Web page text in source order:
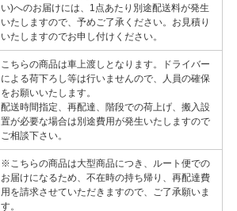
い)へのお届けには、1点あたり別途配送料が発生
いたしますので、予めご了承ください。お見積り
いたしますのでお申し付けください。
こちらの商品は車上渡しとなります。ドライバー
による荷下ろし等は行いませんので、人員の確保
をお願いいたします。
配送時間指定、再配達、階段での荷上げ、搬入設
置が必要な場合は別途費用が発生いたしますので
ご相談下さい。
※こちらの商品は大型商品につき、ルート便での
お届けになるため、不在時の持ち帰り、再配達費
用を請求させていただきますので、ご了承願いま
す。